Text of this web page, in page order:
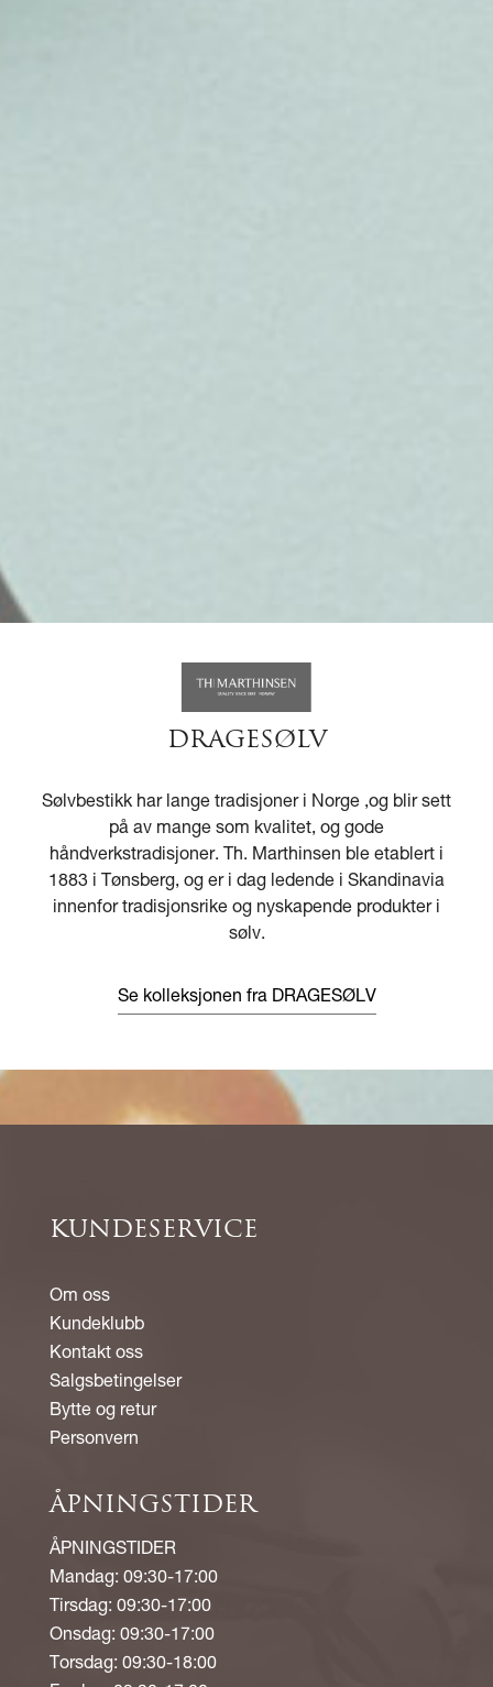
DRAGESØLV
Sølvbestikk har lange tradisjoner i Norge ,og blir sett
på av mange som kvalitet, og gode
håndverkstradisjoner. Th. Marthinsen ble etablert i
1883 i Tønsberg, og er i dag ledende i Skandinavia
innenfor tradisjonsrike og nyskapende produkter i
sølv.
Se kolleksjonen fra DRAGESØLV
KUNDESERVICE
Om oss
Kundeklubb
Kontakt oss
Salgsbetingelser
Bytte og retur
Personvern
ÅPNINGSTIDER
ÅPNINGSTIDER
Mandag: 09:30-17:00
Tirsdag: 09:30-17:00
Onsdag: 09:30-17:00
Torsdag: 09:30-18:00